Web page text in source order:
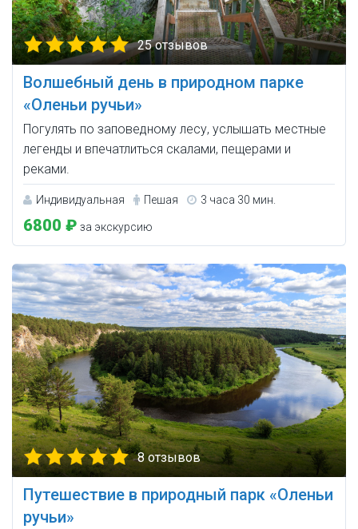
25 отзывов
Волшебный день в природном парке
«Оленьи ручьи»
Погулять по заповедному лесу, услышать местные
легенды и впечатлиться скалами, пещерами и
реками.
Индивидуальная Пешая 3 часа 30 мин.
6800 ₽ за экскурсию
8 отзывов
Путешествие в природный парк «Оленьи
ручьи»